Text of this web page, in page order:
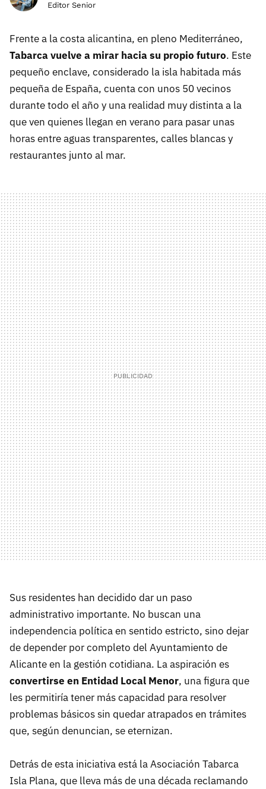
Editor Senior
Frente a la costa alicantina, en pleno Mediterráneo,
Tabarca vuelve a mirar hacia su propio futuro. Este
pequeño enclave, considerado la isla habitada más
pequeña de España, cuenta con unos 50 vecinos
durante todo el año y una realidad muy distinta a la
que ven quienes llegan en verano para pasar unas
horas entre aguas transparentes, calles blancas y
restaurantes junto al mar.
Sus residentes han decidido dar un paso
administrativo importante. No buscan una
independencia política en sentido estricto, sino dejar
de depender por completo del Ayuntamiento de
Alicante en la gestión cotidiana. La aspiración es
convertirse en Entidad Local Menor, una figura que
les permitiría tener más capacidad para resolver
problemas básicos sin quedar atrapados en trámites
que, según denuncian, se eternizan.
Detrás de esta iniciativa está la Asociación Tabarca
Isla Plana, que lleva más de una década reclamando